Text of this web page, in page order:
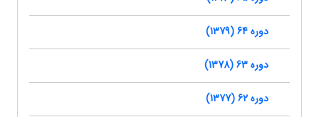
دوره 64 (1379)
دوره 63 (1378)
دوره 62 (1377)